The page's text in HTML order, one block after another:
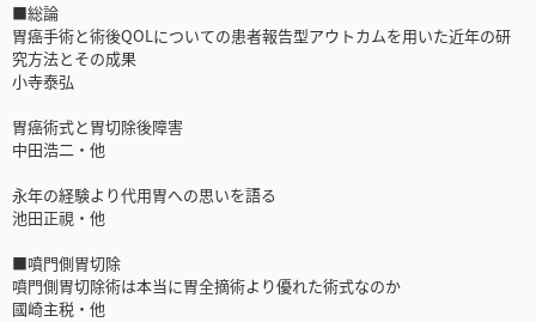
■総論
胃癌手術と術後QOLについての患者報告型アウトカムを用いた近年の研
究方法とその成果
小寺泰弘
胃癌術式と胃切除後障害
中田浩二・他
永年の経験より代用胃への思いを語る
池田正視・他
■噴門側胃切除
噴門側胃切除術は本当に胃全摘術より優れた術式なのか
國崎主税・他